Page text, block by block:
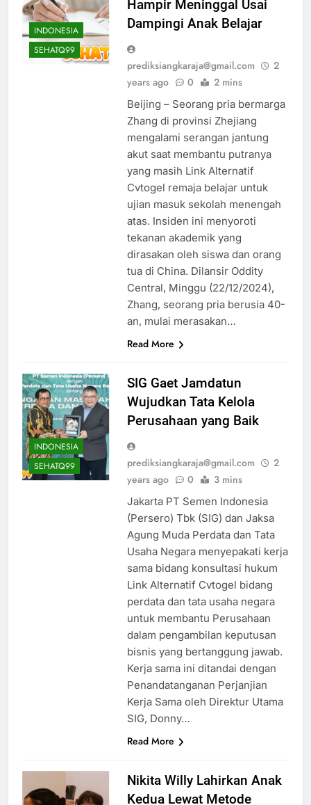
INDONESIA
SEHATQ99
Hampir Meninggal Usai
Dampingi Anak Belajar
prediksiangkaraja@gmail.com
2
years ago
0 2 mins
Beijing – Seorang pria bermarga
Zhang di provinsi Zhejiang
mengalami serangan jantung
akut saat membantu putranya
yang masih Link Alternatif
Cvtogel remaja belajar untuk
ujian masuk sekolah menengah
atas. Insiden ini menyoroti
tekanan akademik yang
dirasakan oleh siswa dan orang
tua di China. Dilansir Oddity
Central, Minggu (22/12/2024),
Zhang, seorang pria berusia 40-
an, mulai merasakan…
Read More
INDONESIA
SEHATQ99
SIG Gaet Jamdatun
Wujudkan Tata Kelola
Perusahaan yang Baik
prediksiangkaraja@gmail.com
2
years ago
0 3 mins
Jakarta PT Semen Indonesia
(Persero) Tbk (SIG) dan Jaksa
Agung Muda Perdata dan Tata
Usaha Negara menyepakati kerja
sama bidang konsultasi hukum
Link Alternatif Cvtogel bidang
perdata dan tata usaha negara
untuk membantu Perusahaan
dalam pengambilan keputusan
bisnis yang bertanggung jawab.
Kerja sama ini ditandai dengan
Penandatanganan Perjanjian
Kerja Sama oleh Direktur Utama
SIG, Donny…
Read More
Nikita Willy Lahirkan Anak
Kedua Lewat Metode